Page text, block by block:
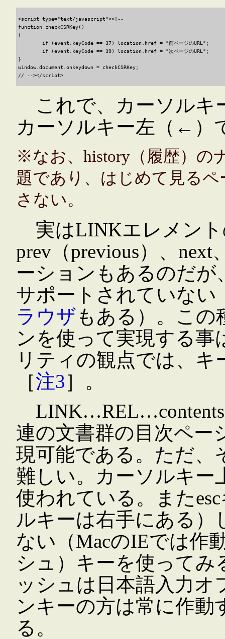
<script type="text/javascript"><!--
function checkCSRKey()
{
}
window.document.onkeydown = checkCSRKey;
// --></script>
これで、カーソルキ
カーソルキー左（←）
※なお、history（履歴）の
題であり、はじめて見る
さない。
実はLINKエレメント
prev（previous）、
ーションもあるのだ
サポートされていない
ラウザもある）。こ
ンを使って実現する事
リティの観点では、
［注3］。
LINK…REL…contents
連の文書群の目次ペー
現可能である。ただ、
難しい。カーソルキー
使われている。また
ルキーは右手にある）
ない（MacのIEでは作
シュ）キーを使って
ッシュは日本語入力
ンキーの方は常に作動
る。